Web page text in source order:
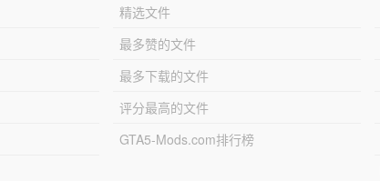
精选文件
最多赞的文件
最多下载的文件
评分最高的文件
GTA5-Mods.com排行榜